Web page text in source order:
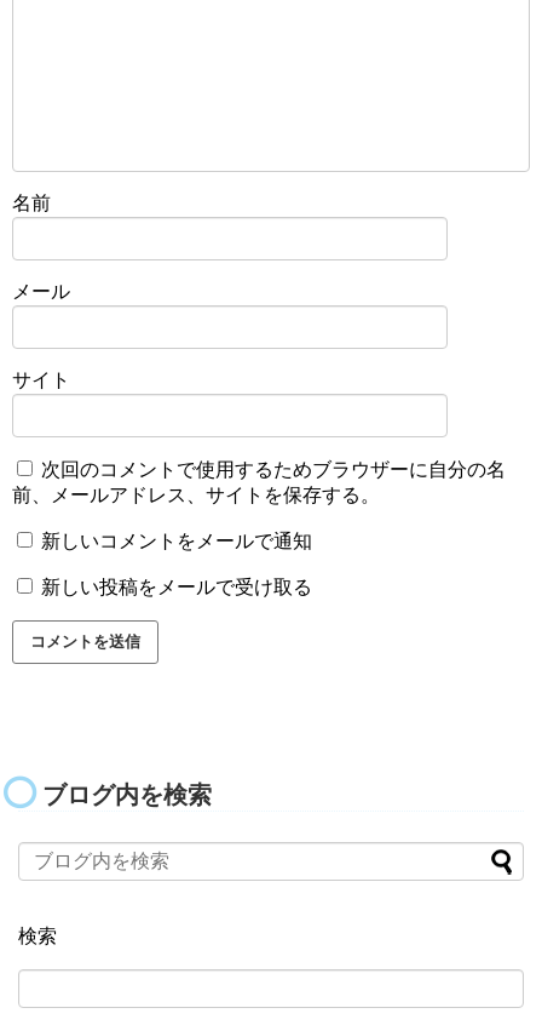
名前
メール
サイト
次回のコメントで使用するためブラウザーに自分の名
前、メールアドレス、サイトを保存する。
新しいコメントをメールで通知
新しい投稿をメールで受け取る
ブログ内を検索
検索